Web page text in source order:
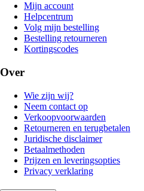
Mijn account
Helpcentrum
Volg mijn bestelling
Bestelling retourneren
Kortingscodes
Over
Wie zijn wij?
Neem contact op
Verkoopvoorwaarden
Retourneren en terugbetalen
Juridische disclaimer
Betaalmethoden
Prijzen en leveringsopties
Privacy verklaring